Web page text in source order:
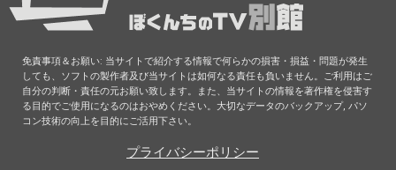
免責事項＆お願い: 当サイトで紹介する情報で何らかの損害・損益・問題が発生
しても、ソフトの製作者及び当サイトは如何なる責任も負いません。ご利用はご
自分の判断・責任の元お願い致します。また、当サイトの情報を著作権を侵害す
る目的でご使用になるのはおやめください。大切なデータのバックアップ, パソ
コン技術の向上を目的にご活用下さい。
プライバシーポリシー